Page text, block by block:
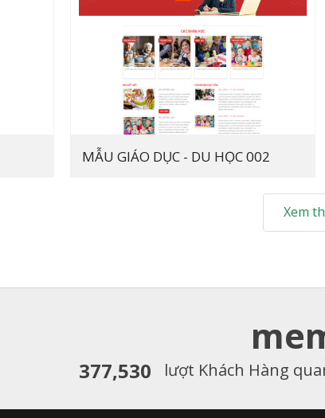
MẪU GIÁO DỤC - DU HỌC 002
Xem
377,530 lượt Khách Hàng